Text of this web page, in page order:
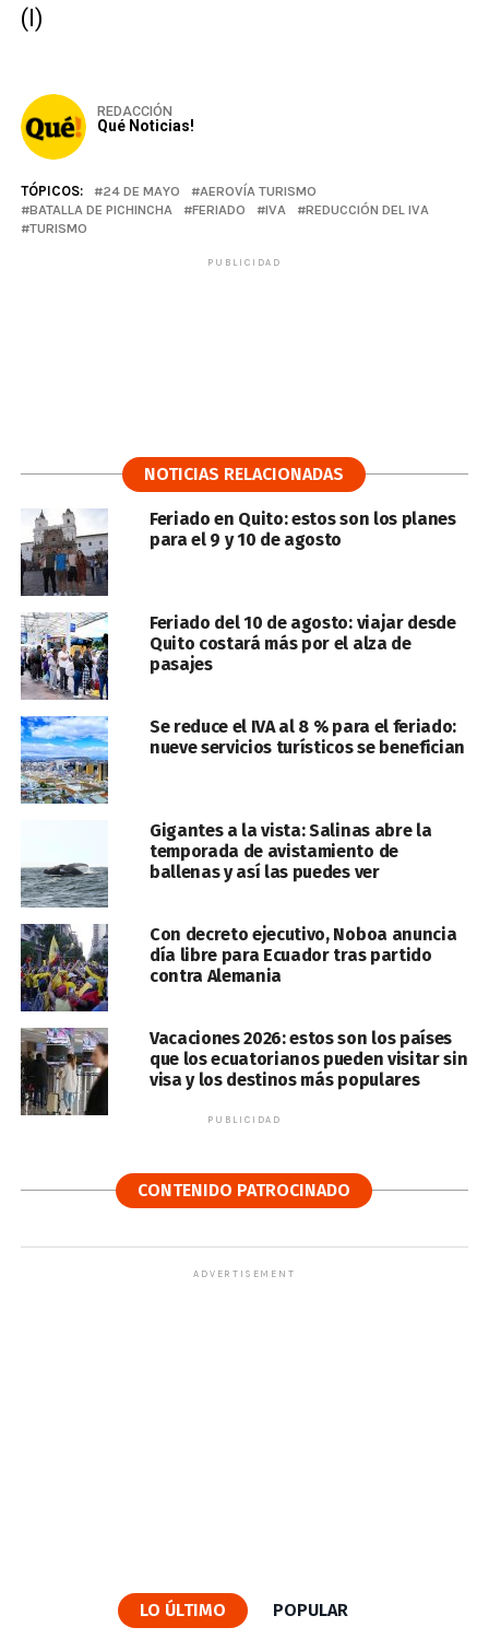
(I)
REDACCIÓN
Qué Noticias!
TÓPICOS: 24 DE MAYO
AEROVÍA TURISMO
BATALLA DE PICHINCHA
FERIADO IVA
REDUCCIÓN DEL IVA
TURISMO
PUBLICIDAD
NOTICIAS RELACIONADAS
Feriado en Quito: estos son los planes
para el 9 y 10 de agosto
Feriado del 10 de agosto: viajar desde
Quito costará más por el alza de
pasajes
Se reduce el IVA al 8 % para el feriado:
nueve servicios turísticos se benefician
Gigantes a la vista: Salinas abre la
temporada de avistamiento de
ballenas y así las puedes ver
Con decreto ejecutivo, Noboa anuncia
día libre para Ecuador tras partido
contra Alemania
Vacaciones 2026: estos son los países
que los ecuatorianos pueden visitar sin
visa y los destinos más populares
PUBLICIDAD
CONTENIDO PATROCINADO
ADVERTISEMENT
LO ÚLTIMO POPULAR